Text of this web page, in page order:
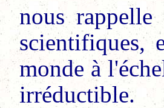
nous rappelle
scientifiques,
monde à
irréductible.